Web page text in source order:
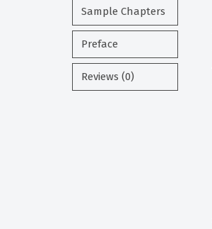
Sample Chapters
Preface
Reviews (0)